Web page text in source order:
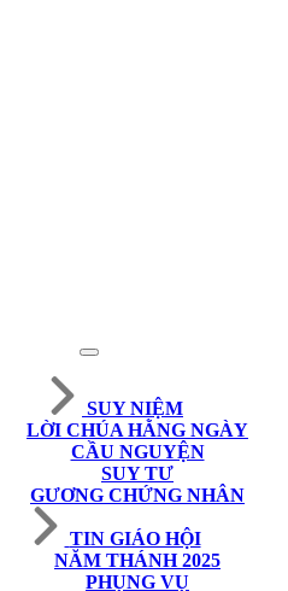
SUY NIỆM
LỜI CHÚA HẰNG NGÀY
CẦU NGUYỆN
SUY TƯ
GƯƠNG CHỨNG NHÂN
TIN GIÁO HỘI
NĂM THÁNH 2025
PHỤNG VỤ